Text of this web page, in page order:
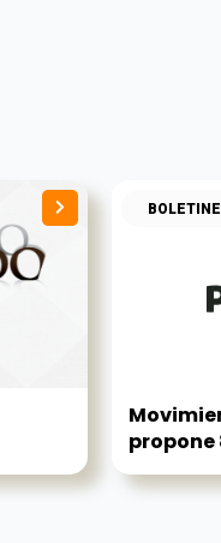
propone